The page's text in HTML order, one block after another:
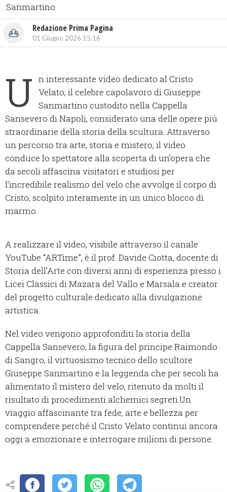
Sanmartino
Redazione Prima Pagina
01 Giugno 2026 15:16
U n interessante video dedicato al Cristo
Velato, il celebre capolavoro di Giuseppe
Sanmartino custodito nella Cappella
Sansevero di Napoli, considerato una delle opere più
straordinarie della storia della scultura. Attraverso
un percorso tra arte, storia e mistero, il video
conduce lo spettatore alla scoperta di un’opera che
da secoli affascina visitatori e studiosi per
l’incredibile realismo del velo che avvolge il corpo di
Cristo, scolpito interamente in un unico blocco di
marmo.
A realizzare il video, visibile attraverso il canale
YouTube “ARTime”, è il prof. Davide Ciotta, docente di
Storia dell’Arte con diversi anni di esperienza presso i
Licei Classici di Mazara del Vallo e Marsala e creator
del progetto culturale dedicato alla divulgazione
artistica.
Nel video vengono approfonditi la storia della
Cappella Sansevero, la figura del principe Raimondo
di Sangro, il virtuosismo tecnico dello scultore
Giuseppe Sanmartino e la leggenda che per secoli ha
alimentato il mistero del velo, ritenuto da molti il
risultato di procedimenti alchemici segreti.Un
viaggio affascinante tra fede, arte e bellezza per
comprendere perché il Cristo Velato continui ancora
oggi a emozionare e interrogare milioni di persone.